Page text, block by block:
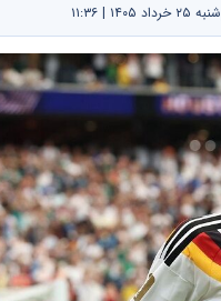
| ۱۱:۳۶